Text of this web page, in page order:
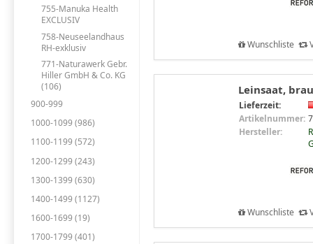
755-Manuka Health
EXCLUSIV
758-Neuseelandhaus
RH-exklusiv
771-Naturawerk Gebr.
Hiller GmbH & Co. KG
(106)
900-999
1000-1099 (986)
1100-1199 (572)
1200-1299 (243)
1300-1399 (630)
1400-1499 (1127)
1600-1699 (19)
1700-1799 (401)
Wunschliste
Leinsaat,
Lieferzeit:
Artikelnummer:
Hersteller:
Wunschliste